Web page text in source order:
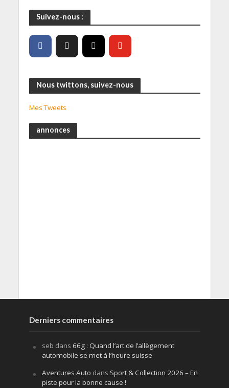
Suivez-nous :
Nous twittons, suivez-nous
Mes Tweets
annonces
Derniers commentaires
seb dans 66g : Quand l’art de l’allègement
automobile se met à l’heure suisse
Aventures Auto dans Sport & Collection 2026 – En
piste pour la bonne cause !